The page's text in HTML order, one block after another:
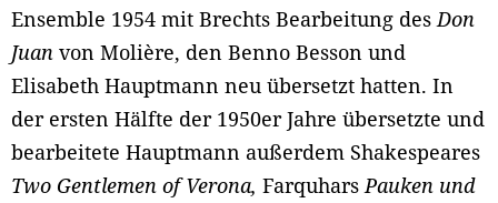
Ensemble 1954 mit Brechts Bearbeitung des Don
Juan von Molière, den Benno Besson und
Elisabeth Hauptmann neu übersetzt hatten. In
der ersten Hälfte der 1950er Jahre übersetzte und
bearbeitete Hauptmann außerdem Shakespeares
Two Gentlemen of Verona, Farquhars Pauken und